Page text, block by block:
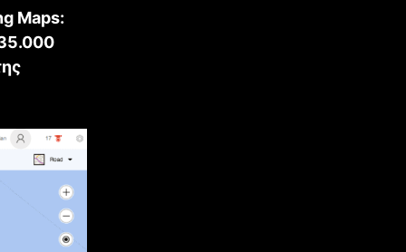
Maps: